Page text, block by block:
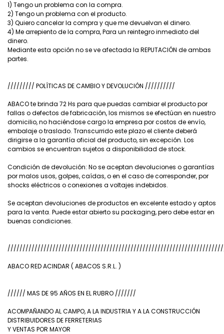
1) Tengo un problema con la compra.
2) Tengo un problema con el producto.
3) Quiero cancelar la compra y que me devuelvan el dinero.
4) Me arrepiento de la compra, Para un reintegro inmediato del
dinero.
Mediante esta opción no se ve afectada la REPUTACIÓN de ambas
partes.
///////// POLÍTICAS DE CAMBIO Y DEVOLUCIÓN //////////
ABACO te brinda 72 Hs para que puedas cambiar el producto por
fallas o defectos de fabricación, los mismos se efectúan en nuestro
domicilio, no haciéndose cargo la empresa por costos de envío,
embalaje o traslado. Transcurrido este plazo el cliente deberá
dirigirse a la garantía oficial del producto, sin excepción. Los
cambios se encuentran sujetos a disponibilidad de stock.
Condición de devolución: No se aceptan devoluciones o garantías
por malos usos, golpes, caídas, o en el caso de corresponder, por
shocks eléctricos o conexiones a voltajes indebidos.
Se aceptan devoluciones de productos en excelente estado y aptos
para la venta. Puede estar abierto su packaging, pero debe estar en
buenas condiciones.
ABACO RED ACINDAR ( ABACOS S.R.L. )
////// MAS DE 95 AÑOS EN EL RUBRO ///////
ACOMPAÑANDO AL CAMPO, A LA INDUSTRIA Y A LA CONSTRUCCIÓN
DISTRIBUIDORES DE FERRETERIAS
Y VENTAS POR MAYOR